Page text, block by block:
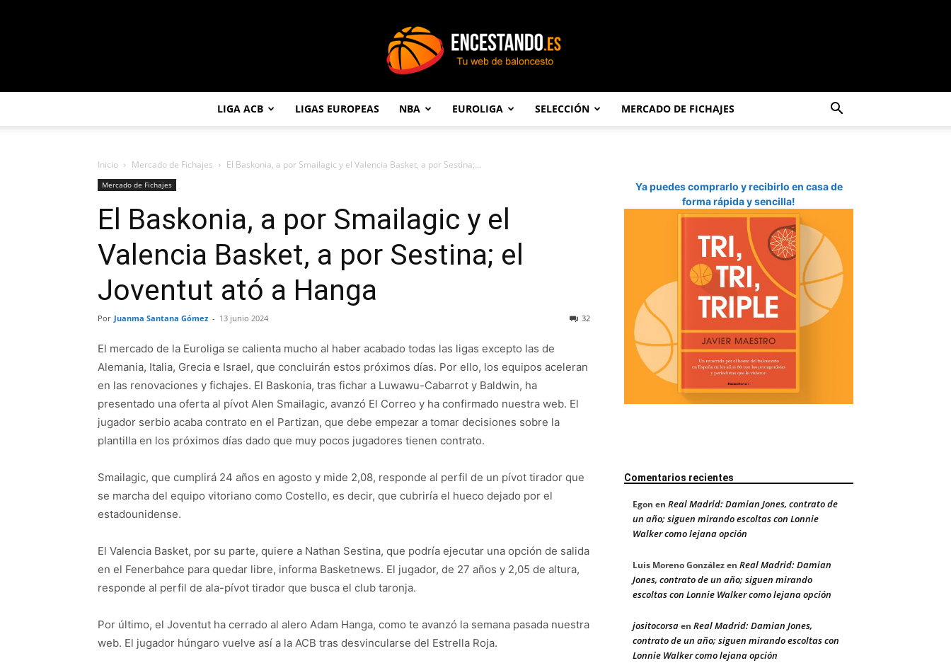
LIGA ACB LIGAS EUROPEAS NBA EUROLIGA SELECCIÓN MERCADO DE FICHAJES
Inicio Mercado de Fichajes El Baskonia, a por Smailagic y el Valencia Basket, a por Sestina;...
Mercado de Fichajes
El Baskonia, a por Smailagic y el
Valencia Basket, a por Sestina; el
Joventut ató a Hanga
Por Juanma Santana Gómez - 13 junio 2024 32
El mercado de la Euroliga se calienta mucho al haber acabado todas las ligas excepto las de
Alemania, Italia, Grecia e Israel, que concluirán estos próximos días. Por ello, los equipos aceleran
en las renovaciones y fichajes. El Baskonia, tras fichar a Luwawu-Cabarrot y Baldwin, ha
presentado una oferta al pívot Alen Smailagic, avanzó El Correo y ha confirmado nuestra web. El
jugador serbio acaba contrato en el Partizan, que debe empezar a tomar decisiones sobre la
plantilla en los próximos días dado que muy pocos jugadores tienen contrato.
Smailagic, que cumplirá 24 años en agosto y mide 2,08, responde al perfil de un pívot tirador que
se marcha del equipo vitoriano como Costello, es decir, que cubriría el hueco dejado por el
estadounidense.
El Valencia Basket, por su parte, quiere a Nathan Sestina, que podría ejecutar una opción de salida
en el Fenerbahce para quedar libre, informa Basketnews. El jugador, de 27 años y 2,05 de altura,
responde al perfil de ala-pívot tirador que busca el club taronja.
Por último, el Joventut ha cerrado al alero Adam Hanga, como te avanzó la semana pasada nuestra
web. El jugador húngaro vuelve así a la ACB tras desvincularse del Estrella Roja.
Ya puedes comprarlo y recibirlo en casa de
forma rápida y sencilla!
Comentarios recientes
Egon en Real Madrid: Damian Jones, contrato de
un año; siguen mirando escoltas con Lonnie
Walker como lejana opción
Luis Moreno Gonzálezen Real Madrid: Damian
Jones, contrato de un año; siguen mirando
escoltas con Lonnie Walker como lejana opción
jositocorsaen Real Madrid: Damian Jones,
contrato de un año; siguen mirando escoltas con
Lonnie Walker como lejana opción